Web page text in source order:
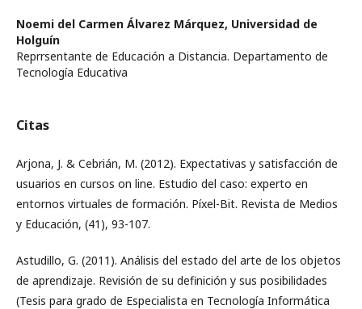
Noemi del Carmen Álvarez Márquez, Universidad de
Holguín
Reprrsentante de Educación a Distancia. Departamento de
Tecnología Educativa
Citas
Arjona, J. & Cebrián, M. (2012). Expectativas y satisfacción de
usuarios en cursos on line. Estudio del caso: experto en
entornos virtuales de formación. Píxel-Bit. Revista de Medios
y Educación, (41), 93-107.
Astudillo, G. (2011). Análisis del estado del arte de los objetos
de aprendizaje. Revisión de su definición y sus posibilidades
(Tesis para grado de Especialista en Tecnología Informática